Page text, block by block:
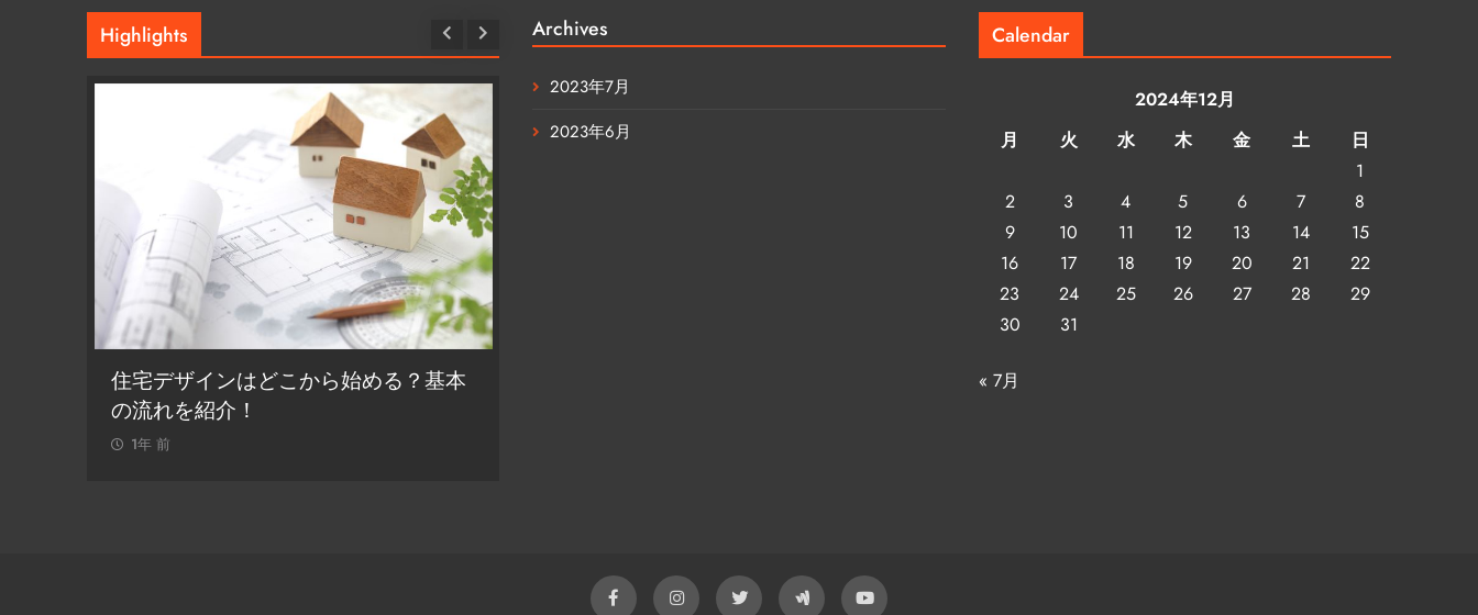
Highlights
住宅デザインはどこから始める？基本
の流れを紹介！
タイプによって使い方が違う？注文住
家族で話し合いたい成功するマイホー
Archives
2023年7月
2023年6月
Calendar
2024年12月
月
火 水 木 金 土
日
1
2
3 4 5 6 7
8
9
10 11 12 13 14
15
16
17 18 19 20 21
22
23
24 25 26 27 28
29
30
31
« 7月